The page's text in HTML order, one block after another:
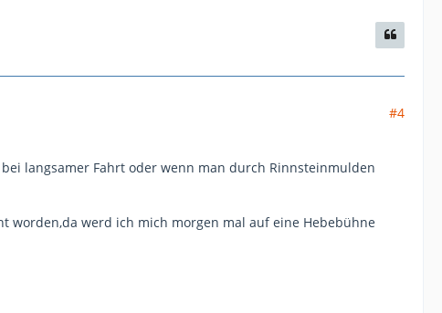
#4
langsamer Fahrt oder wenn man durch Rinnsteinmulden
worden,da werd ich mich morgen mal auf eine Hebebühne